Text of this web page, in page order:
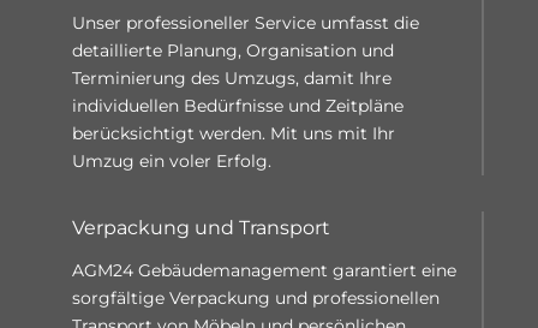
Unser professioneller Service umfasst die
detaillierte Planung, Organisation und
Terminierung des Umzugs, damit Ihre
individuellen Bedürfnisse und Zeitpläne
berücksichtigt werden. Mit uns mit Ihr
Umzug ein voler Erfolg.
Verpackung und Transport
AGM24 Gebäudemanagement garantiert eine
sorgfältige Verpackung und professionellen